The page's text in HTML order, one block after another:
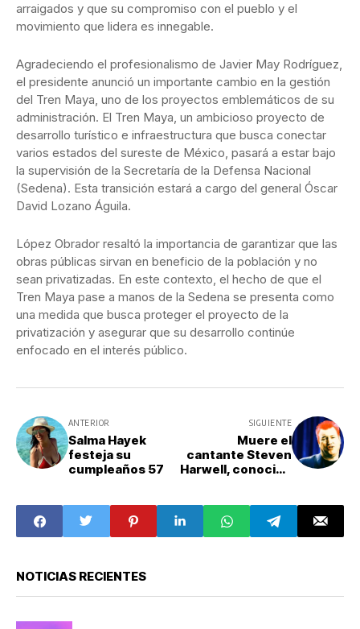
arraigados y que su compromiso con el pueblo y el
movimiento que lidera es innegable.
Agradeciendo el profesionalismo de Javier May Rodríguez,
el presidente anunció un importante cambio en la gestión
del Tren Maya, uno de los proyectos emblemáticos de su
administración. El Tren Maya, un ambicioso proyecto de
desarrollo turístico e infraestructura que busca conectar
varios estados del sureste de México, pasará a estar bajo
la supervisión de la Secretaría de la Defensa Nacional
(Sedena). Esta transición estará a cargo del general Óscar
David Lozano Águila.
López Obrador resaltó la importancia de garantizar que las
obras públicas sirvan en beneficio de la población y no
sean privatizadas. En este contexto, el hecho de que el
Tren Maya pase a manos de la Sedena se presenta como
una medida que busca proteger el proyecto de la
privatización y asegurar que su desarrollo continúe
enfocado en el interés público.
ANTERIOR
Salma Hayek
festeja su
cumpleaños 57
SIGUIENTE
Muere el
cantante Steven
Harwell, conocido
NOTICIAS RECIENTES